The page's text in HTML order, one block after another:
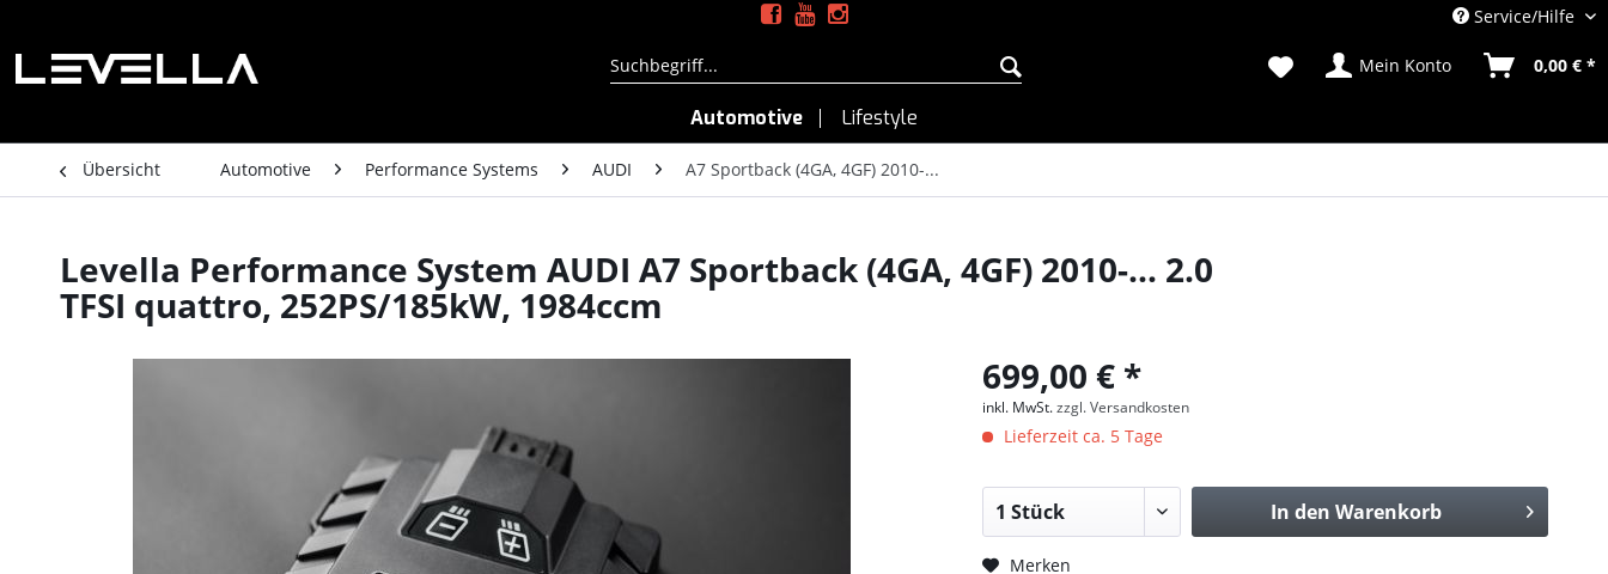
Service/Hilfe
Mein Konto 0,00 € *
Automotive Lifestyle
Übersicht Automotive Performance Systems AUDI A7 Sportback (4GA, 4GF) 2010-...
Levella Performance System AUDI A7 Sportback (4GA, 4GF) 2010-... 2.0
TFSI quattro, 252PS/185kW, 1984ccm
699,00 € *
inkl. MwSt.zzgl. Versandkosten
Lieferzeit ca. 5 Tage
In den Warenkorb
Merken